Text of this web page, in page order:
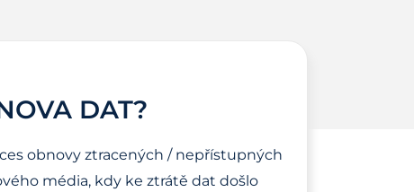
DAT?
obnovy ztracených / nepřístupných
média, kdy ke ztrátě dat došlo